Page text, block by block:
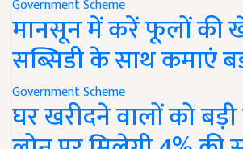
Government Scheme
मानसून में करें फूलों की
सब्सिडी के साथ कमाएं
Government Scheme
घर खरीदने वालों को